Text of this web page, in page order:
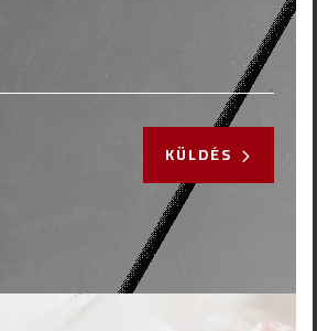
KÜLDÉS